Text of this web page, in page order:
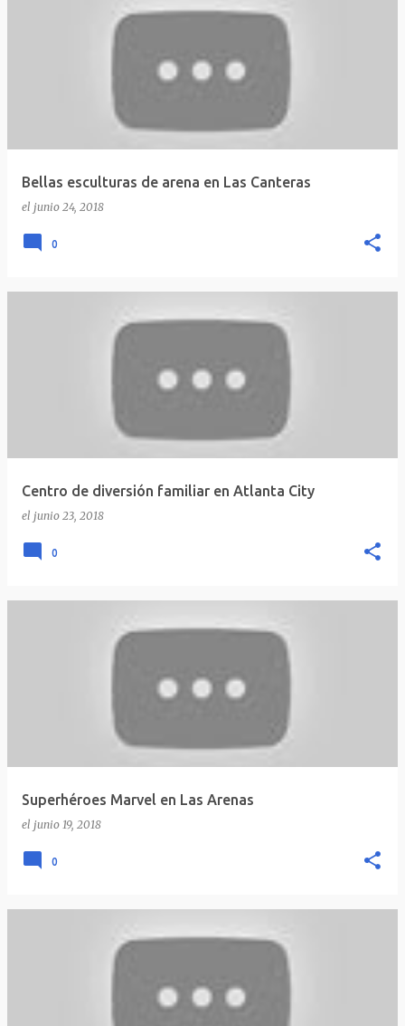
Bellas esculturas de arena en Las Canteras
el junio 24, 2018
0
Centro de diversión familiar en Atlanta City
el junio 23, 2018
0
Superhéroes Marvel en Las Arenas
el junio 19, 2018
0